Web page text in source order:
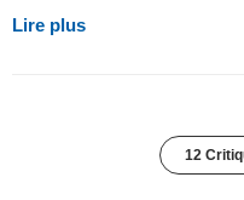
Lire plus
12